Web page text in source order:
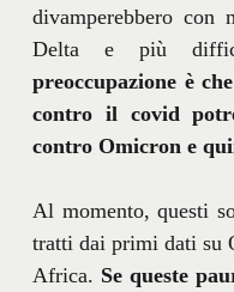
divamperebbero con
Delta e più
preoccupazione è
contro il covid
contro Omicron e
Al momento, questi
tratti dai primi dati su
Africa. Se queste